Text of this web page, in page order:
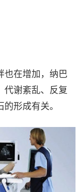
也在增加，纳巴
代谢紊乱、反复
形成有关。